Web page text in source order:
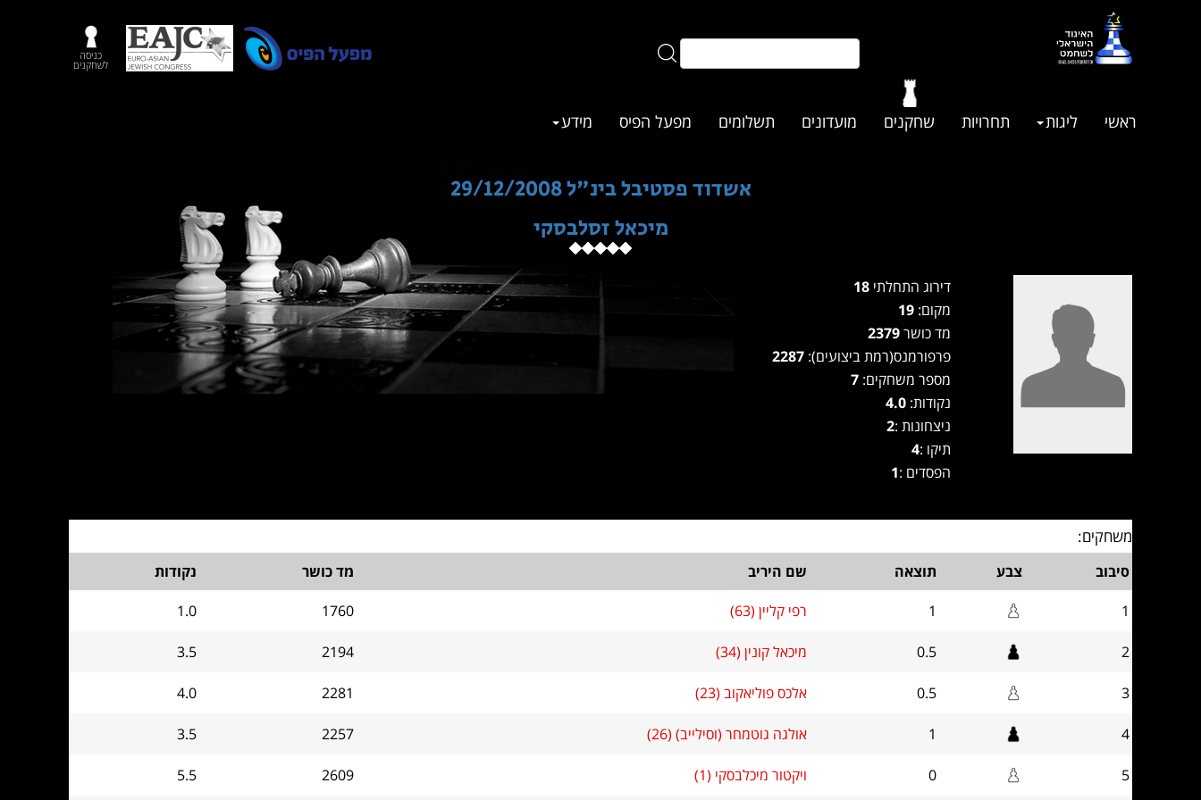
כניסה
לשחקנים
ראשי ליגות תחרויות שחקנים מועדונים תשלומים מפעל הפיס מידע
אשדוד פסטיבל בינ"ל 29/12/2008
מיכאל זסלבסקי
דירוג התחלתי 18
מקום: 19
מד כושר2379
פרפורמנס(רמת ביצועים): 2287
מספר משחקים: 7
נקודות:4.0
ניצחונות :2
תיקו :4
הפסדים :1
משחקים:
סיבוב צבע תוצאה שם היריב מד כושר
נקודות
1
1 רפי קליין (63) 1760
1.0
2
0.5 מיכאל קונין (34) 2194
3.5
3
0.5 אלכס פוליאקוב (23) 2281
4.0
4
1 אולגה גוטמחר (וסילייב) (26) 2257
3.5
5
0 ויקטור מיכלבסקי (1) 2609
5.5